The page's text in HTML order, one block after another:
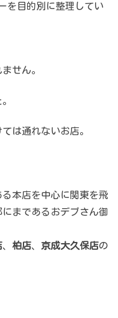
を目的別に整理してい
せん。
は通れないお店。
本店を中心に関東を飛
まであるおデブさん御
、 柏店、 京成大久保店の